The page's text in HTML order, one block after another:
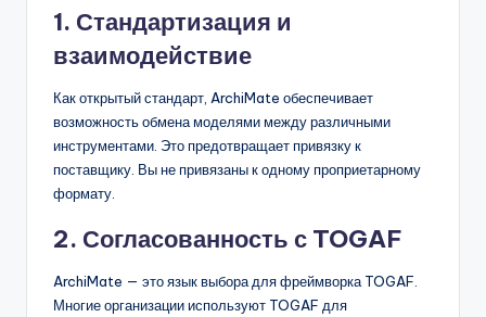
1. Стандартизация и
взаимодействие
Как открытый стандарт, ArchiMate обеспечивает
возможность обмена моделями между различными
инструментами. Это предотвращает привязку к
поставщику. Вы не привязаны к одному проприетарному
формату.
2. Согласованность с TOGAF
ArchiMate — это язык выбора для фреймворка TOGAF.
Многие организации используют TOGAF для